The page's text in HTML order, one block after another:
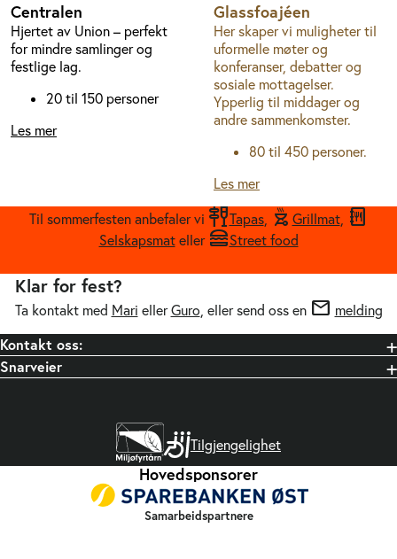
Centralen
Hjertet av Union – perfekt
for mindre samlinger og
festlige lag.
20 til 150 personer
Les mer
Glassfoajéen
Her skaper vi muligheter til
uformelle møter og
konferanser, debatter og
sosiale mottagelser.
Ypperlig til middager og
andre sammenkomster.
80 til 450 personer.
Les mer
Til sommerfesten anbefaler vi tapasTapas, outdoor_grill Grillmat, menu_book_2
Selskapsmateller lunch_diningStreet food
Klar for fest?
Ta kontakt med Mari ellerGuro, eller send oss en mail melding
Kontakt oss:
Snarveier
Tilgjengelighet
Hovedsponsorer
Samarbeidspartnere